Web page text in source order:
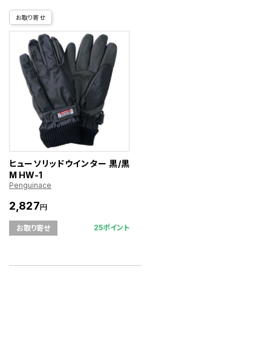
お取り寄せ
ヒューソリッドウインター 黒/黒
M HW-1
Penguinace
2,827円
お取り寄せ 25ポイント